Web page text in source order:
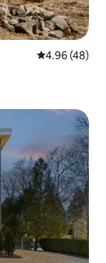
レビュー48
4.96 (48)